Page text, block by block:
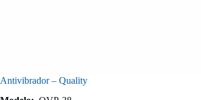
Antivibrador – Quality